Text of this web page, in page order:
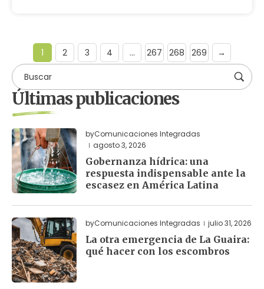
1 2 3 4 … 267 268 269 →
Últimas publicaciones
byComunicaciones Integradas
agosto 3, 2026
Gobernanza hídrica: una
respuesta indispensable ante la
escasez en América Latina
byComunicaciones Integradas julio 31, 2026
La otra emergencia de La Guaira:
qué hacer con los escombros